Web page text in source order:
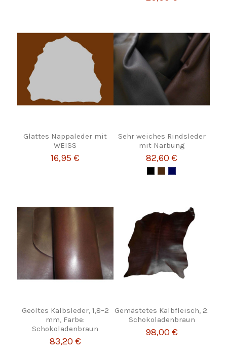
Glattes Nappaleder mit
WEISS
16,95 €
Sehr weiches Rindsleder
mit Narbung
82,60 €
Geöltes Kalbsleder, 1,8–2
mm, Farbe:
Schokoladenbraun
83,20 €
Gemästetes Kalbfleisch, 2.
Schokoladenbraun
98,00 €